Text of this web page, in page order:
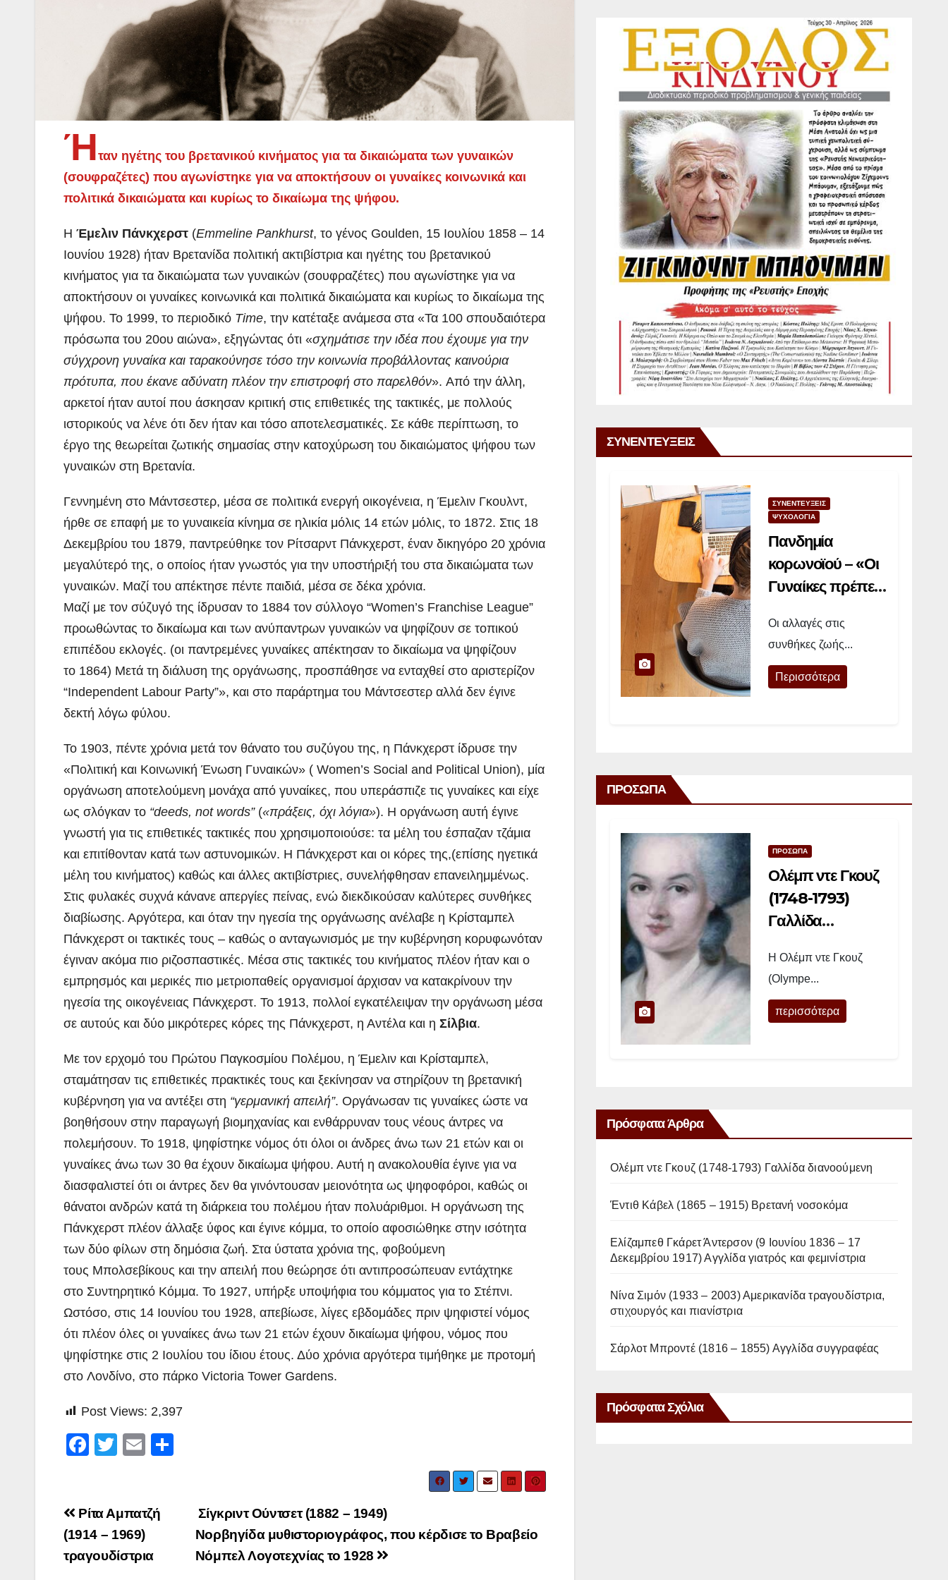
Ήταν ηγέτης του βρετανικού κινήματος για τα δικαιώματα των γυναικών
(σουφραζέτες) που αγωνίστηκε για να αποκτήσουν οι γυναίκες κοινωνικά και
πολιτικά δικαιώματα και κυρίως το δικαίωμα της ψήφου.
Η Έμελιν Πάνκχερστ (Emmeline Pankhurst, το γένος Goulden, 15 Ιουλίου 1858 – 14
Ιουνίου 1928) ήταν Βρετανίδα πολιτική ακτιβίστρια και ηγέτης του βρετανικού
κινήματος για τα δικαιώματα των γυναικών (σουφραζέτες) που αγωνίστηκε για να
αποκτήσουν οι γυναίκες κοινωνικά και πολιτικά δικαιώματα και κυρίως το δικαίωμα της
ψήφου. Το 1999, το περιοδικό Time, την κατέταξε ανάμεσα στα «Τα 100 σπουδαιότερα
πρόσωπα του 20ου αιώνα», εξηγώντας ότι «σχημάτισε την ιδέα που έχουμε για την
σύγχρονη γυναίκα και ταρακούνησε τόσο την κοινωνία προβάλλοντας καινούρια
πρότυπα, που έκανε αδύνατη πλέον την επιστροφή στο παρελθόν». Από την άλλη,
αρκετοί ήταν αυτοί που άσκησαν κριτική στις επιθετικές της τακτικές, με πολλούς
ιστορικούς να λένε ότι δεν ήταν και τόσο αποτελεσματικές. Σε κάθε περίπτωση, το
έργο της θεωρείται ζωτικής σημασίας στην κατοχύρωση του δικαιώματος ψήφου των
γυναικών στη Βρετανία.
Γεννημένη στο Μάντσεστερ, μέσα σε πολιτικά ενεργή οικογένεια, η Έμελιν Γκουλντ,
ήρθε σε επαφή με το γυναικεία κίνημα σε ηλικία μόλις 14 ετών μόλις, το 1872. Στις 18
Δεκεμβρίου του 1879, παντρεύθηκε τον Ρίτσαρντ Πάνκχερστ, έναν δικηγόρο 20 χρόνια
μεγαλύτερό της, ο οποίος ήταν γνωστός για την υποστήριξή του στα δικαιώματα των
γυναικών. Μαζί του απέκτησε πέντε παιδιά, μέσα σε δέκα χρόνια.
Μαζί με τον σύζυγό της ίδρυσαν το 1884 τον σύλλογο “Women’s Franchise League”
προωθώντας το δικαίωμα και των ανύπαντρων γυναικών να ψηφίζουν σε τοπικού
επιπέδου εκλογές. (οι παντρεμένες γυναίκες απέκτησαν το δικαίωμα να ψηφίζουν
το 1864) Μετά τη διάλυση της οργάνωσης, προσπάθησε να ενταχθεί στο αριστερίζον
“Independent Labour Party”», και στο παράρτημα του Μάντσεστερ αλλά δεν έγινε
δεκτή λόγω φύλου.
Το 1903, πέντε χρόνια μετά τον θάνατο του συζύγου της, η Πάνκχερστ ίδρυσε την
«Πολιτική και Κοινωνική Ένωση Γυναικών» ( Women’s Social and Political Union), μία
οργάνωση αποτελούμενη μονάχα από γυναίκες, που υπεράσπιζε τις γυναίκες και είχε
ως σλόγκαν το “deeds, not words”(«πράξεις, όχι λόγια»). Η οργάνωση αυτή έγινε
γνωστή για τις επιθετικές τακτικές που χρησιμοποιούσε: τα μέλη του έσπαζαν τζάμια
και επιτίθονταν κατά των αστυνομικών. Η Πάνκχερστ και οι κόρες της,(επίσης ηγετικά
μέλη του κινήματος) καθώς και άλλες ακτιβίστριες, συνελήφθησαν επανειλημμένως.
Στις φυλακές συχνά κάνανε απεργίες πείνας, ενώ διεκδικούσαν καλύτερες συνθήκες
διαβίωσης. Αργότερα, και όταν την ηγεσία της οργάνωσης ανέλαβε η Κρίσταμπελ
Πάνκχερστ οι τακτικές τους – καθώς ο ανταγωνισμός με την κυβέρνηση κορυφωνόταν
έγιναν ακόμα πιο ριζοσπαστικές. Μέσα στις τακτικές του κινήματος πλέον ήταν και ο
εμπρησμός και μερικές πιο μετριοπαθείς οργανισμοί άρχισαν να κατακρίνουν την
ηγεσία της οικογένειας Πάνκχερστ. Το 1913, πολλοί εγκατέλειψαν την οργάνωση μέσα
σε αυτούς και δύο μικρότερες κόρες της Πάνκχερστ, η Αντέλα και η Σίλβια.
Με τον ερχομό του Πρώτου Παγκοσμίου Πολέμου, η Έμελιν και Κρίσταμπελ,
σταμάτησαν τις επιθετικές πρακτικές τους και ξεκίνησαν να στηρίζουν τη βρετανική
κυβέρνηση για να αντέξει στη “γερμανική απειλή”. Οργάνωσαν τις γυναίκες ώστε να
βοηθήσουν στην παραγωγή βιομηχανίας και ενθάρρυναν τους νέους άντρες να
πολεμήσουν. Το 1918, ψηφίστηκε νόμος ότι όλοι οι άνδρες άνω των 21 ετών και οι
γυναίκες άνω των 30 θα έχουν δικαίωμα ψήφου. Αυτή η ανακολουθία έγινε για να
διασφαλιστεί ότι οι άντρες δεν θα γινόντουσαν μειονότητα ως ψηφοφόροι, καθώς οι
θάνατοι ανδρών κατά τη διάρκεια του πολέμου ήταν πολυάριθμοι. Η οργάνωση της
Πάνκχερστ πλέον άλλαξε ύφος και έγινε κόμμα, το οποίο αφοσιώθηκε στην ισότητα
των δύο φίλων στη δημόσια ζωή. Στα ύστατα χρόνια της, φοβούμενη
τους Μπολσεβίκους και την απειλή που θεώρησε ότι αντιπροσώπευαν εντάχτηκε
στο Συντηρητικό Κόμμα. Το 1927, υπήρξε υποψήφια του κόμματος για το Στέπνι.
Ωστόσο, στις 14 Ιουνίου του 1928, απεβίωσε, λίγες εβδομάδες πριν ψηφιστεί νόμος
ότι πλέον όλες οι γυναίκες άνω των 21 ετών έχουν δικαίωμα ψήφου, νόμος που
ψηφίστηκε στις 2 Ιουλίου του ίδιου έτους. Δύο χρόνια αργότερα τιμήθηκε με προτομή
στο Λονδίνο, στο πάρκο Victoria Tower Gardens.
Post Views: 2,397
F
e
b
o
T
er
E
Πλοήγηση
άρθρων
Σίγκριντ Ούντσετ (1882 – 1949)
Νορβηγίδα μυθιστοριογράφος, που κέρδισε το Βραβείο
Νόμπελ Λογοτεχνίας το 1928
Ρίτα Αμπατζή
(1914 – 1969)
τραγουδίστρια
ΣΥΝΕΝΤΕΥΞΕΙΣ
ΣΥΝΕΝΤΕΥΞΕΙΣ
ΨΥΧΟΛΟΓΙΑ
Πανδημία
κορωνοϊού – «Οι
Γυναίκες πρέπει
βρουν χρόνο να
φορτίζουν τις
μπαταρίες τους»
Οι αλλαγές στις
συνθήκες ζωής...
Περισσότερα
ΠΡΟΣΩΠΑ
ΠΡΟΣΩΠΑ
Ολέμπ ντε Γκουζ
(1748-1793)
Γαλλίδα
Η Ολέμπ ντε Γκουζ
(Olympe...
περισσότερα
Πρόσφατα Άρθρα
Ολέμπ ντε Γκουζ (1748-1793) Γαλλίδα διανοούμενη
Έντιθ Κάβελ (1865 – 1915) Βρετανή νοσοκόμα
Ελίζαμπεθ Γκάρετ Άντερσον (9 Ιουνίου 1836 – 17
Δεκεμβρίου 1917) Αγγλίδα γιατρός και φεμινίστρια
Νίνα Σιμόν (1933 – 2003) Αμερικανίδα τραγουδίστρια,
στιχουργός και πιανίστρια
Σάρλοτ Μπροντέ (1816 – 1855) Αγγλίδα συγγραφέας
Πρόσφατα Σχόλια